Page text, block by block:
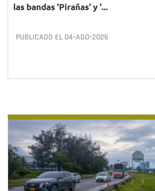
las bandas 'Pirañas' y '...
PUBLICADO EL 04•AGO•2026